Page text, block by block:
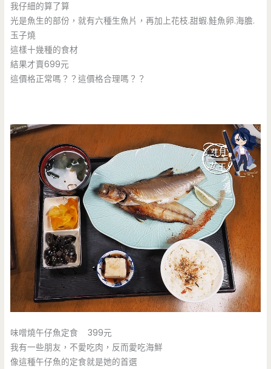
我仔細的算了算
光是魚生的部份，就有六種生魚片，再加上花枝.甜蝦.鮭魚卵.海膽.
玉子燒
這樣十幾種的食材
結果才賣699元
這價格正常嗎？？這價格合理嗎？？
味噌燒午仔魚定食 399元
我有一些朋友，不愛吃肉，反而愛吃海鮮
像這種午仔魚的定食就是她的首選